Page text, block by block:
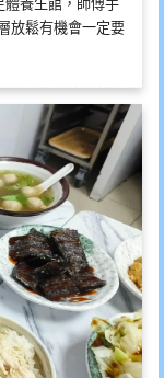
體養生館，師傅手
放鬆有機會一定要